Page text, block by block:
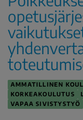
Murupolku
AMMATILLINEN
KORKEAKOULUTUS
VAPAA SIVISTYSTYÖ